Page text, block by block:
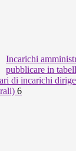
Incarichi
pubblicare in
di incarichi
6